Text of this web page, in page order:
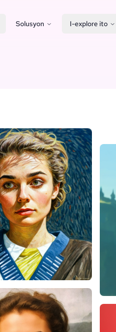
Solusyon I-explore ito